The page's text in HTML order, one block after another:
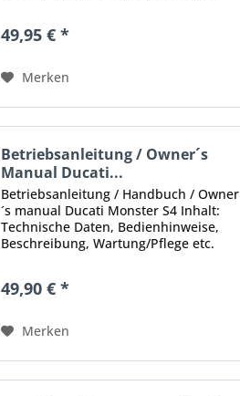
49,95 € *
Merken
Betriebsanleitung / Owner´s
Manual Ducati...
Betriebsanleitung / Handbuch / Owner
´s manual Ducati Monster S4 Inhalt:
Technische Daten, Bedienhinweise,
Beschreibung, Wartung/Pflege etc.
Deutsch, Englisch, Französisch,...
49,90 € *
Merken